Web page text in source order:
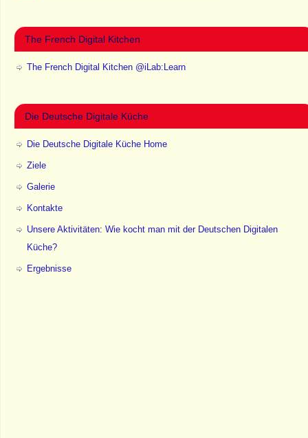
The French Digital Kitchen
The French Digital Kitchen @iLab:Learn
Die Deutsche Digitale Küche
Die Deutsche Digitale Küche Home
Ziele
Galerie
Kontakte
Unsere Aktivitäten: Wie kocht man mit der Deutschen Digitalen
Küche?
Ergebnisse